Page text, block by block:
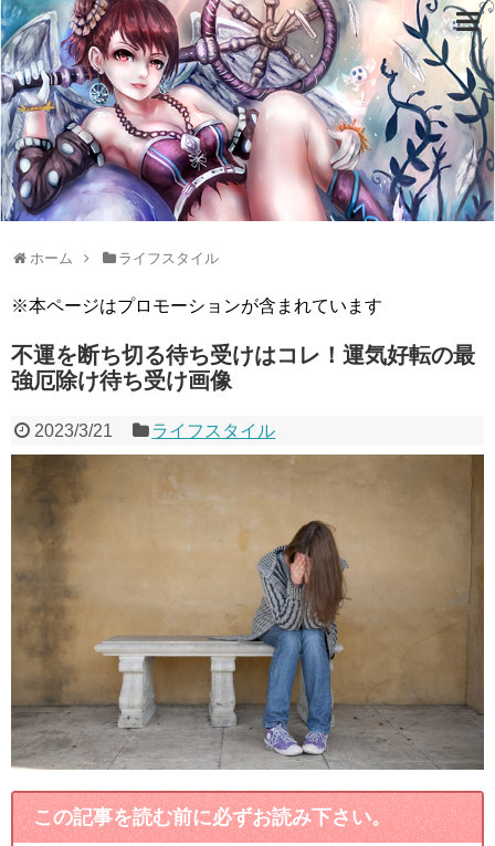
ホーム ライフスタイル
※本ページはプロモーションが含まれています
不運を断ち切る待ち受けはコレ！運気好転の最
強厄除け待ち受け画像
2023/3/21 ライフスタイル
この記事を読む前に必ずお読み下さい。